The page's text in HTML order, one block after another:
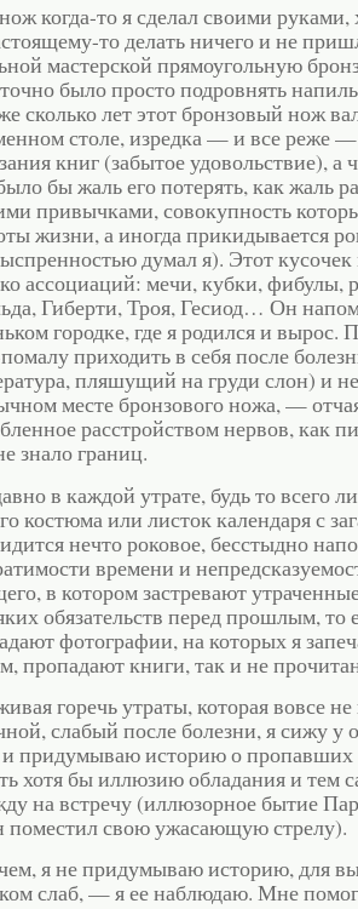
когда-то я сделал своими
то делать ничего и не
мастерской прямоугольную
было просто подровнять
сколько лет этот бронзовый нож
столе, изредка — и все реже
книг (забытое удовольствие), а
бы жаль его потерять, как жаль
привычками, совокупность
жизни, а иногда прикидывается
думал я). Этот
ассоциаций: мечи, кубки, фибулы,
Гиберти, Троя, Гесиод… Он
городке, где я родился и вырос.
приходить в себя после
пляшущий на груди слон) и
месте бронзового ножа, —
расстройством нервов, как
знало границ.
в каждой утрате, будь то всего
костюма или листок календаря с
нечто роковое, бесстыдно
времени и
в котором застревают
обязательств перед прошлым, то
фотографии, на которых я
пропадают книги, так и не
горечь утраты, которая вовсе
слабый после болезни, я сижу у
и придумываю историю о
хотя бы иллюзию обладания и тем
на встречу (иллюзорное бытие
поместил свою ужасающую стрелу).
я не придумываю историю, для
слаб, — я ее наблюдаю. Мне